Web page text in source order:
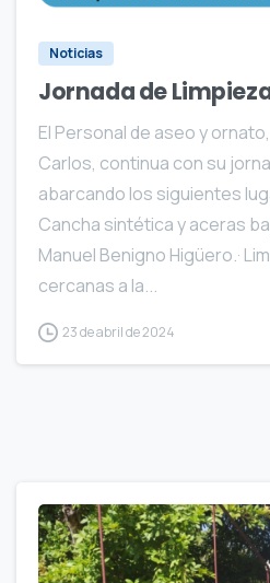
Noticias
Jornada de
El Personal de aseo y
Carlos, continua con su
abarcando los siguientes
Cancha sintética y aceras
Manuel Benigno Higüero.·
cercanas a la...
23 de abril de 2024